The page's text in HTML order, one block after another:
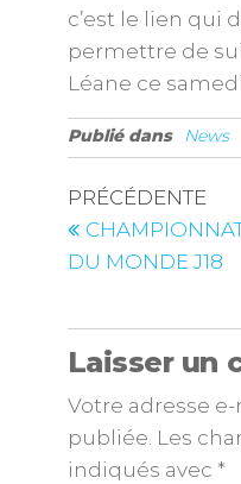
c’est le lien qui
permettre de
Léane ce samedi
Publié dans News
PRÉCÉDENTE
DU MONDE J18
Laisser un
Votre adresse
publiée. Les
indiqués avec *